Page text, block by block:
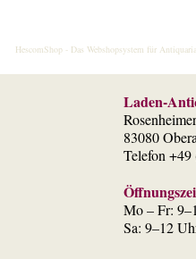
HescomShop- Das Webshopsystem für
Laden-
83080
Telefon
Mo – Fr:
Sa: 9–12